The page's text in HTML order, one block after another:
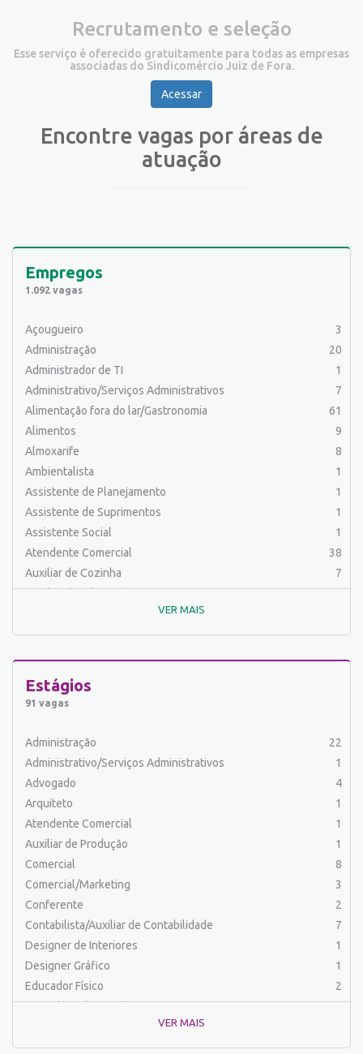
Recrutamento e seleção
Esse serviço é oferecido gratuitamente para todas as empresas
associadas do Sindicomércio Juiz de Fora.
Acessar
Encontre vagas por áreas de
atuação
Empregos
1.092 vagas
Açougueiro
3
Administração
20
Administrador de TI
1
Administrativo/Serviços Administrativos
7
Alimentação fora do lar/Gastronomia
61
Alimentos
9
Almoxarife
8
Ambientalista
1
Assistente de Planejamento
1
Assistente de Suprimentos
1
Assistente Social
1
Atendente Comercial
38
Auxiliar de Cozinha
7
Auxiliar de Laboratório
2
Auxiliar de Manutenção Predial
Auxiliar de Mecânica
1
Auxiliar de Serviços
Barman
Cabeleireiro
Caixa Bancário/Operador de Caixa
Carpinteiro
Carregador/Ajudante Carga e Descarga
Comercial
Comercial/Marketing
Comprador
Contabilista/Auxiliar de Contabilidade
Costureira/Costureiro Industrial
Cozinha/ Pizzaiolo
Cozinheiro
Cuidador de Crianças e Idosos
Desenvolvedor de Sistema
1
VER MAIS
Estágios
91 vagas
Administração
22
Administrativo/Serviços Administrativos
1
Advogado
4
Arquiteto
1
Atendente Comercial
1
Auxiliar de Produção
1
Comercial
8
Comercial/Marketing
3
Conferente
2
Contabilista/Auxiliar de Contabilidade
7
Designer de Interiores
1
Designer Gráfico
1
Educador Físico
2
Engenharia (Outras)
1
Engenharia de Produção
2
VER MAIS